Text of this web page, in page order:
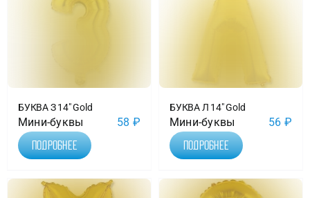
БУКВА З 14″ Gold
Мини-буквы 58 ₽
Подробнее
БУКВА Л 14″ Gold
Мини-буквы 56 ₽
Подробнее